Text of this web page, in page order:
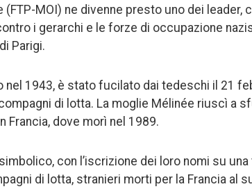
(FTP-MOI) ne divenne presto uno dei leader,
i gerarchi e le forze di occupazione
Parigi.
nel 1943, è stato fucilato dai tedeschi il 21
di lotta. La moglie Mélinée riuscì a
Francia, dove morì nel 1989.
con l’iscrizione dei loro nomi su
di lotta, stranieri morti per la Francia al